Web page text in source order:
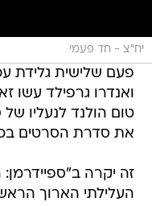
יח"צ - חד פעמי
פעם שלישית גלידת
ואנדרו גרפילד עשו
טום הולנד לנעליו
את סדרת הסרטים
זה יקרה
העלילתי הארוך